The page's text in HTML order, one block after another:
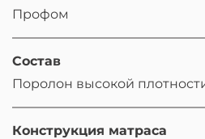
Профом
Состав
Поролон высокой
Конструкция матраса